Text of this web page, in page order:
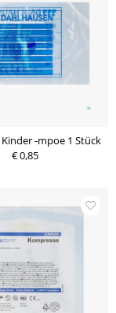
-mpoe 1 Stück
€ 0,85